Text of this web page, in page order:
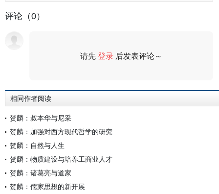
评论（0）
请先登录 后发表评论～
相同作者阅读
贺麟：叔本华与尼采
贺麟：加强对西方现代哲学的研究
贺麟：自然与人生
贺麟：物质建设与培养工商业人才
贺麟：诸葛亮与道家
贺麟：儒家思想的新开展